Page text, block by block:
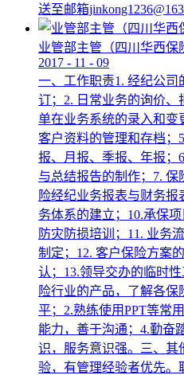
送至邮箱
业管部主管（四川华西保
2017 - 11 - 09
一、工作职责1. 经纪公
订；2. 日常业务的询价、
单在业务系统的录入和变
客户资料的管理和存档；
报、月报、季报、年报；
与总结报告的制作；7.
险经纪业务报表与财务
务体系的建立；10.承保
防灾防损培训；11. 业务
制定；12. 客户保险方案
认；13.领导交办的临时
险行业的产品，了解各
平；2.熟练使用PPT等常
能力，善于沟通；4.勤奋
识，服务意识强。三、其
验，有管理经验者优先。